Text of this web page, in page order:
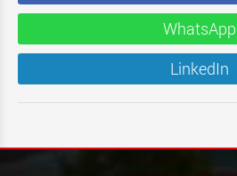
WhatsApp
LinkedIn